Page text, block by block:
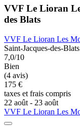
VVF Le Lioran
des Blats
VVF Le Lioran Les
Saint-Jacques-des-Blats
7,0/10
Bien
(4 avis)
175 €
taxes et frais compris
22 août - 23 août
VVF Le Lioran Les